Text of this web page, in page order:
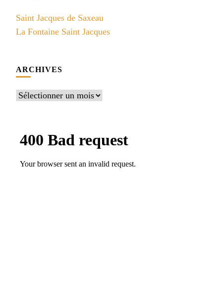
Saint Jacques de Saxeau
La Fontaine Saint Jacques
ARCHIVES
Archives